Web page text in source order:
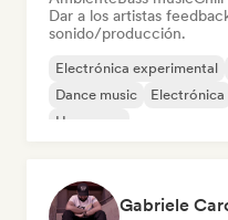
Dar a los artistas
sonido/producción.
Electrónica experimental
Dance music
Electrónica
Hyperpop
Gabriele